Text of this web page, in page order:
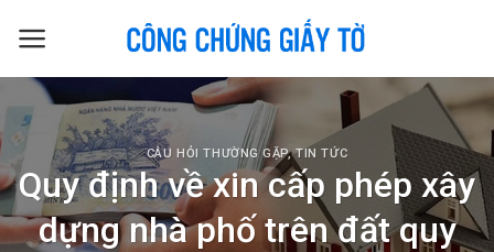
CÂU HỎI THƯỜNG GẶP,TIN TỨC
Quy định về xin cấp phép xây
dựng nhà phố trên đất quy